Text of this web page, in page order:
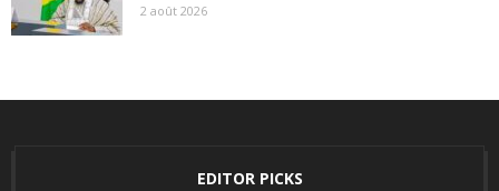
2 août 2026
EDITOR PICKS